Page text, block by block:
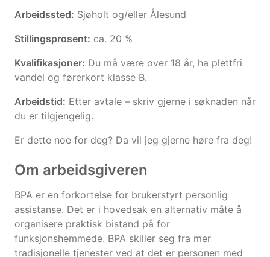
Arbeidssted: Sjøholt og/eller Ålesund
Stillingsprosent: ca. 20 %
Kvalifikasjoner: Du må være over 18 år, ha plettfri
vandel og førerkort klasse B.
Arbeidstid: Etter avtale – skriv gjerne i søknaden når
du er tilgjengelig.
Er dette noe for deg? Da vil jeg gjerne høre fra deg!
Om arbeidsgiveren
BPA er en forkortelse for brukerstyrt personlig
assistanse. Det er i hovedsak en alternativ måte å
organisere praktisk bistand på for
funksjonshemmede. BPA skiller seg fra mer
tradisjonelle tjenester ved at det er personen med